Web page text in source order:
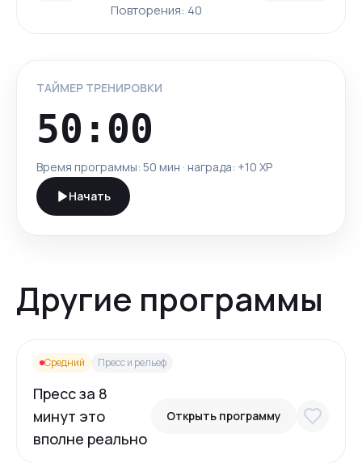
Повторения: 40
ТАЙМЕР ТРЕНИРОВКИ
50:00
Время программы: 50 мин · награда: +10 XP
Начать
Другие программы
Средний Пресс и рельеф
Пресс за 8
минут это
вполне реально
Открыть программу